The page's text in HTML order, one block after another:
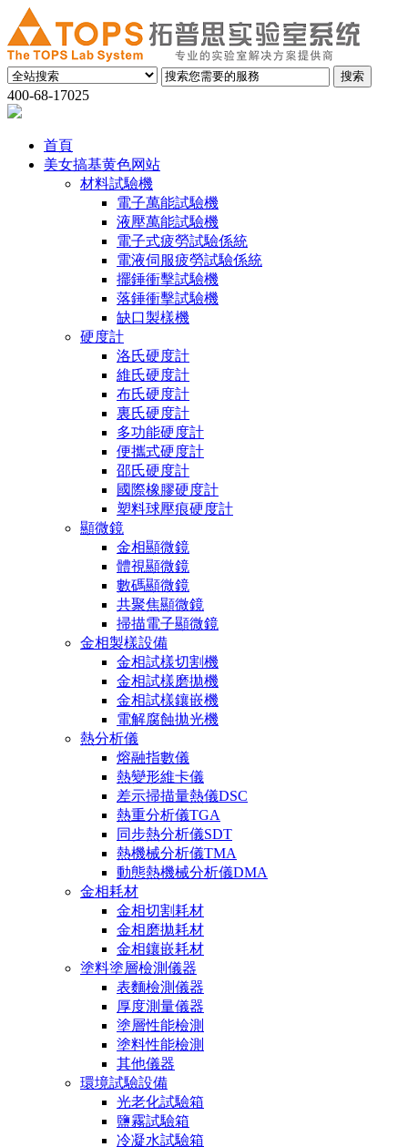
400-68-17025
首頁
美女搞基黄色网站
材料試驗機
電子萬能試驗機
液壓萬能試驗機
電子式疲勞試驗係統
電液伺服疲勞試驗係統
擺錘衝擊試驗機
落錘衝擊試驗機
缺口製樣機
硬度計
洛氏硬度計
維氏硬度計
布氏硬度計
裏氏硬度計
多功能硬度計
便攜式硬度計
邵氏硬度計
國際橡膠硬度計
塑料球壓痕硬度計
顯微鏡
金相顯微鏡
體視顯微鏡
數碼顯微鏡
共聚焦顯微鏡
掃描電子顯微鏡
金相製樣設備
金相試樣切割機
金相試樣磨拋機
金相試樣鑲嵌機
電解腐蝕拋光機
熱分析儀
熔融指數儀
熱變形維卡儀
差示掃描量熱儀DSC
熱重分析儀TGA
同步熱分析儀SDT
熱機械分析儀TMA
動態熱機械分析儀DMA
金相耗材
金相切割耗材
金相磨拋耗材
金相鑲嵌耗材
塗料塗層檢測儀器
表麵檢測儀器
厚度測量儀器
塗層性能檢測
塗料性能檢測
其他儀器
環境試驗設備
光老化試驗箱
鹽霧試驗箱
冷凝水試驗箱